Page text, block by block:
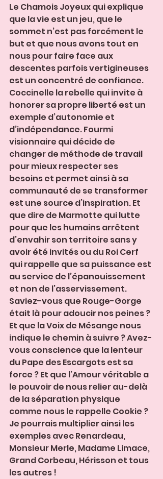
Le Chamois Joyeux qui explique
que la vie est un jeu, que le
sommet n’est pas forcément le
but et que nous avons tout en
nous pour faire face aux
descentes parfois vertigineuses
est un concentré de confiance.
Coccinelle la rebelle qui invite à
honorer sa propre liberté est un
exemple d’autonomie et
d’indépendance. Fourmi
visionnaire qui décide de
changer de méthode de travail
pour mieux respecter ses
besoins et permet ainsi à sa
communauté de se transformer
est une source d’inspiration. Et
que dire de Marmotte qui lutte
pour que les humains arrêtent
d’envahir son territoire sans y
avoir été invités ou du Roi Cerf
qui rappelle que sa puissance est
au service de l’épanouissement
et non de l’asservissement.
Saviez-vous que Rouge-Gorge
était là pour adoucir nos peines ?
Et que la Voix de Mésange nous
indique le chemin à suivre ? Avez-
vous conscience que la lenteur
du Pape des Escargots est sa
force ? Et que l’Amour véritable a
le pouvoir de nous relier au-delà
de la séparation physique
comme nous le rappelle Cookie ?
Je pourrais multiplier ainsi les
exemples avec Renardeau,
Monsieur Merle, Madame Limace,
Grand Corbeau, Hérisson et tous
les autres !